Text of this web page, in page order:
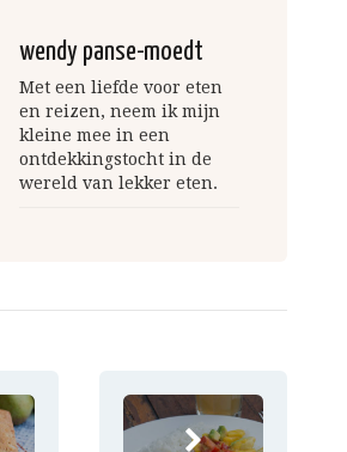
wendy panse-moedt
Met een liefde voor eten
en reizen, neem ik mijn
kleine mee in een
ontdekkingstocht in de
wereld van lekker eten.